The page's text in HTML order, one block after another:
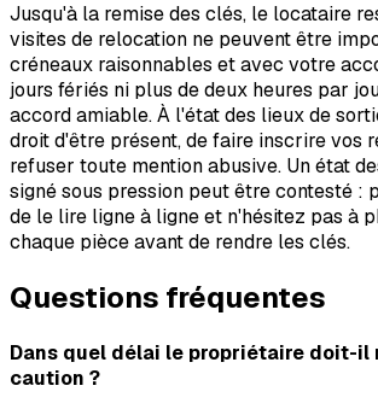
Jusqu'à la remise des clés, le locataire
visites de relocation ne peuvent être
créneaux raisonnables et avec votre
jours fériés ni plus de deux heures par
accord amiable. À l'état des lieux de
droit d'être présent, de faire inscrire vos
refuser toute mention abusive. Un état
signé sous pression peut être contesté :
de le lire ligne à ligne et n'hésitez pas à
chaque pièce avant de rendre les clés.
Questions fréquentes
Dans quel délai le propriétaire doit-il
caution ?